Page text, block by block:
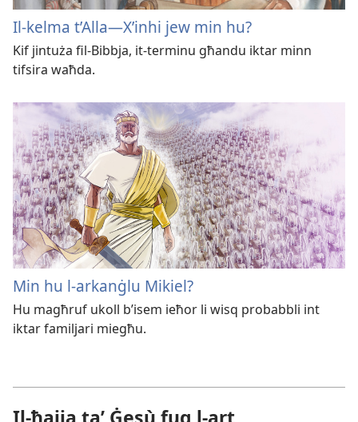
Il-kelma t’Alla—X’inhi jew min hu?
Kif jintuża fil-Bibbja, it-terminu għandu iktar minn
tifsira waħda.
Min hu l-arkanġlu Mikiel?
Hu magħruf ukoll b’isem ieħor li wisq probabbli int
iktar familjari miegħu.